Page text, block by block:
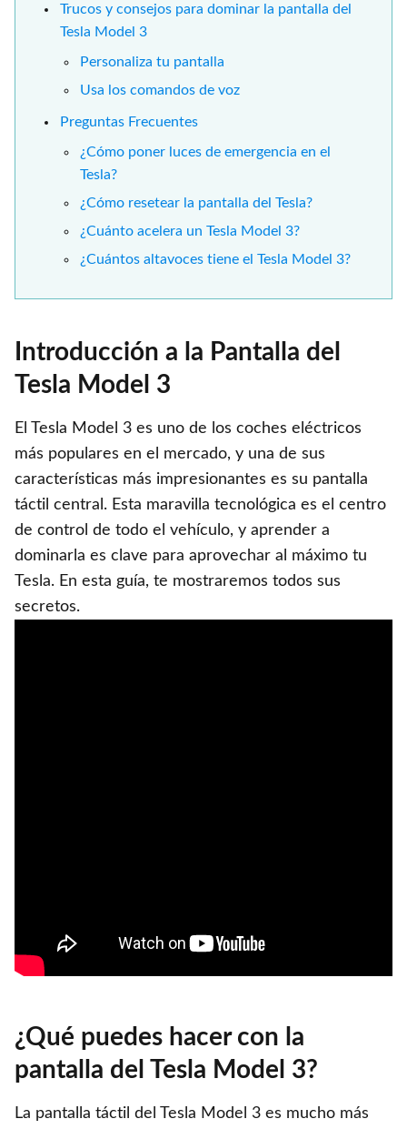
Trucos y consejos para dominar la pantalla del
Tesla Model 3
Personaliza tu pantalla
Usa los comandos de voz
Preguntas Frecuentes
¿Cómo poner luces de emergencia en el
Tesla?
¿Cómo resetear la pantalla del Tesla?
¿Cuánto acelera un Tesla Model 3?
¿Cuántos altavoces tiene el Tesla Model 3?
Introducción a la Pantalla del
Tesla Model 3
El Tesla Model 3 es uno de los coches eléctricos
más populares en el mercado, y una de sus
características más impresionantes es su pantalla
táctil central. Esta maravilla tecnológica es el centro
de control de todo el vehículo, y aprender a
dominarla es clave para aprovechar al máximo tu
Tesla. En esta guía, te mostraremos todos sus
secretos.
¿Qué puedes hacer con la
pantalla del Tesla Model 3?
La pantalla táctil del Tesla Model 3 es mucho más